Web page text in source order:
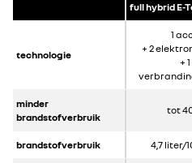
full hybrid E-
technologie
1
+ 2
+ 1
minder
brandstofverbruik
tot
brandstofverbruik 4,7 liter/